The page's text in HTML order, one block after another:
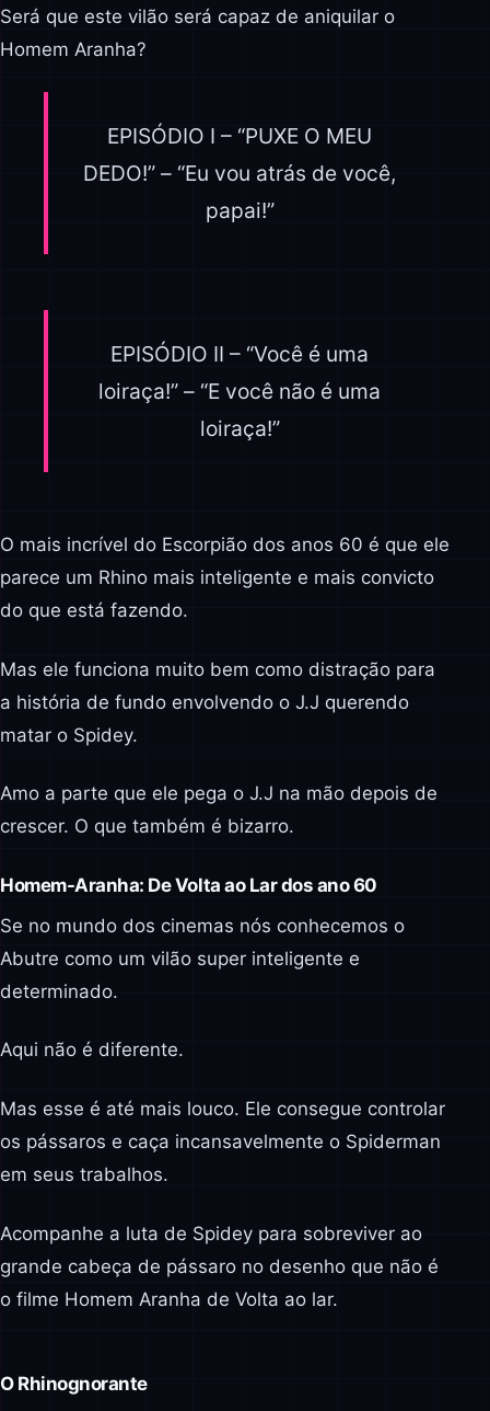
Será que este vilão será capaz de aniquilar o
Homem Aranha?
EPISÓDIO I – “PUXE O MEU
DEDO!” – “Eu vou atrás de você,
papai!”
EPISÓDIO II – “Você é uma
loiraça!” – “E você não é uma
loiraça!”
O mais incrível do Escorpião dos anos 60 é que ele
parece um Rhino mais inteligente e mais convicto
do que está fazendo.
Mas ele funciona muito bem como distração para
a história de fundo envolvendo o J.J querendo
matar o Spidey.
Amo a parte que ele pega o J.J na mão depois de
crescer. O que também é bizarro.
Homem-Aranha: De Volta ao Lar dos ano 60
Se no mundo dos cinemas nós conhecemos o
Abutre como um vilão super inteligente e
determinado.
Aqui não é diferente.
Mas esse é até mais louco. Ele consegue controlar
os pássaros e caça incansavelmente o Spiderman
em seus trabalhos.
Acompanhe a luta de Spidey para sobreviver ao
grande cabeça de pássaro no desenho que não é
o filme Homem Aranha de Volta ao lar.
O Rhinognorante